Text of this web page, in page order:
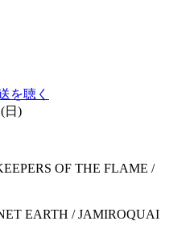
を聴く
日)
OF THE FLAME /
EARTH / JAMIROQUAI